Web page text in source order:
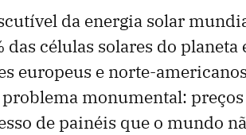
da energia solar
células solares do planeta
europeus e norte-
monumental:
de painéis que o mundo